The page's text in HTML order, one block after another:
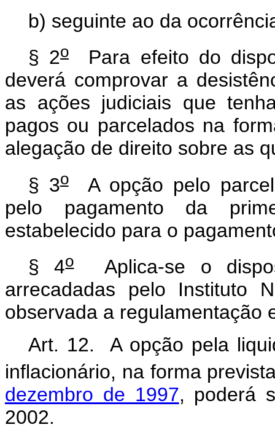
b) seguinte ao da
§ 2oPara efeito do
deverá comprovar a
as ações judiciais que
pagos ou parcelados na
alegação de direito sobre as
§ 3oA opção pelo
pelo pagamento da
estabelecido para o
§ 4oAplica-se o
arrecadadas pelo Instituto
observada a regulamentação
Art. 12.
A opção pela
inflacionário, na forma
dezembro de 1997, poderá
2002.